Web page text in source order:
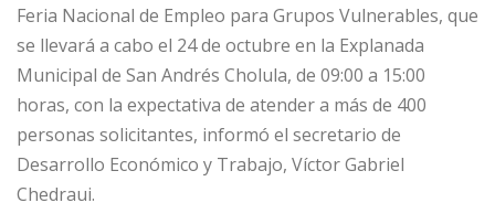
Feria Nacional de Empleo para Grupos Vulnerables, que
se llevará a cabo el 24 de octubre en la Explanada
Municipal de San Andrés Cholula, de 09:00 a 15:00
horas, con la expectativa de atender a más de 400
personas solicitantes, informó el secretario de
Desarrollo Económico y Trabajo, Víctor Gabriel
Chedraui.